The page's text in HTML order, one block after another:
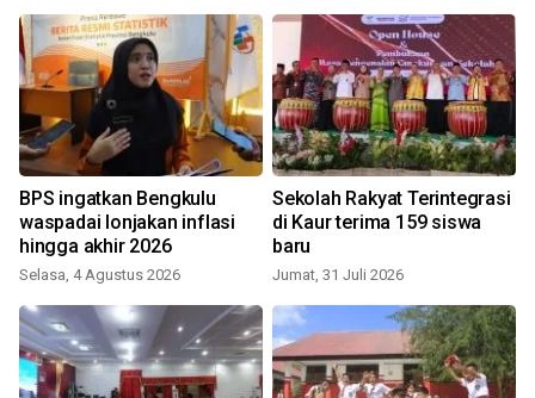
BPS ingatkan Bengkulu
waspadai lonjakan inflasi
hingga akhir 2026
Selasa, 4 Agustus 2026
Sekolah Rakyat Terintegrasi
di Kaur terima 159 siswa
baru
Jumat, 31 Juli 2026